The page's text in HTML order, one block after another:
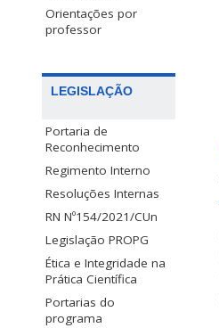
Orientações por
professor
LEGISLAÇÃO
Portaria de
Reconhecimento
Regimento Interno
Resoluções Internas
RN Nº154/2021/CUn
Legislação PROPG
Ética e Integridade na
Prática Científica
Portarias do
programa